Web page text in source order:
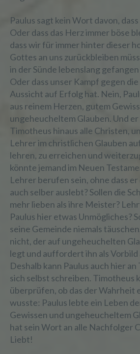
Paulus sagt kein Wort davon,
Oder dass das Herz immer böse
dass wir für immer hinter dieser
Gottes an uns zurückbleiben
in der Sünde lebenslang
Oder dass unser Kampf gegen die
Aussicht auf Erfolg hat. Nein,
aus reinem Herzen, gutem
ungeheucheltem Glauben. Und
Timotheus hinaus alle Christen,
Lehrer im christlichen Glauben
lehren, zu erreichen und
könnte jemand im Neuen
Lehrer berufen sein, ohne dass
auch selber auslebt? Sollen die
mehr lieben als ihre Meister?
Paulus hier etwas Unmögliches?
seine Gemeinde niemals
nicht, der auf ungeheuchelten
legt und auffordert ihn als Vorbild
Deshalb kann Paulus auch hier
sich selbst schreiben. Timotheus
überprüfen, ob das der Wahrheit
wusste: Paulus lebte ein Leben
Gewissen und ungeheucheltem
hat sein Wort an alle Nachfolger
Liebt!